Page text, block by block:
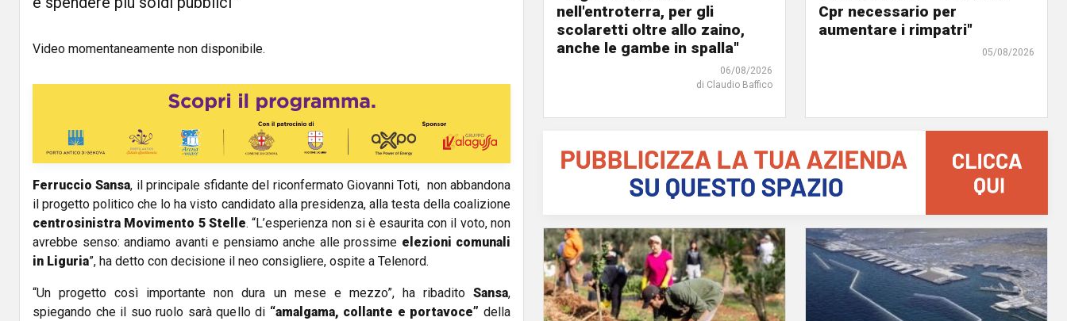
Video momentaneamente non disponibile.
Ferruccio Sansa, il principale sfidante del riconfermato Giovanni Toti, non abbandona
il progetto politico che lo ha visto candidato alla presidenza, alla testa della coalizione
centrosinistra Movimento 5 Stelle. “L’esperienza non si è esaurita con il voto, non
avrebbe senso: andiamo avanti e pensiamo anche alle prossime elezioni comunali
in Liguria”, ha detto con decisione il neo consigliere, ospite a Telenord.
“Un progetto così importante non dura un mese e mezzo”, ha ribadito Sansa,
spiegando che il suo ruolo sarà quello di “amalgama, collante e portavoce” della
nell'entroterra, per gli
scolaretti oltre allo zaino,
anche le gambe in spalla"
06/08/2026
di Claudio Baffico
Cpr necessario per
aumentare i rimpatri"
05/08/2026